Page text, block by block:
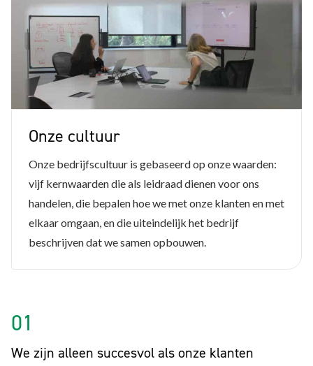
Onze cultuur
Onze bedrijfscultuur is gebaseerd op onze waarden:
vijf kernwaarden die als leidraad dienen voor ons
handelen, die bepalen hoe we met onze klanten en met
elkaar omgaan, en die uiteindelijk het bedrijf
beschrijven dat we samen opbouwen.
01
We zijn alleen succesvol als onze klanten